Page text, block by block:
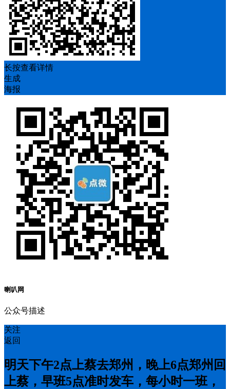
长按查看详情
生成
海报
喇叭网
公众号描述
关注
返回
明天下午2点上蔡去郑州，晚上6点郑州回
上蔡，早班5点准时发车，每小时一班，